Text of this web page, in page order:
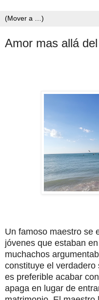
Amor mas allá
Un famoso maestro se
jóvenes que estaban
muchachos
constituye el
es preferible acabar
apaga en lugar de